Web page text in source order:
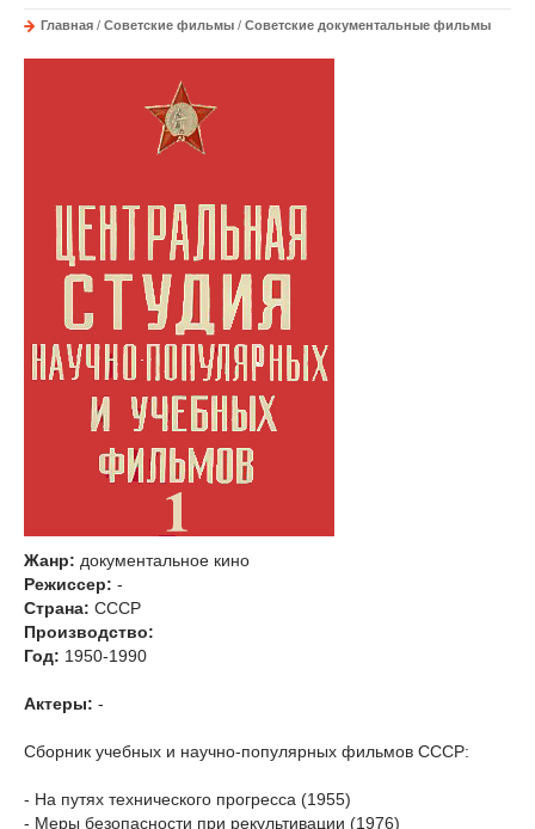
Главная / Советские фильмы / Советские документальные фильмы
Жанр: документальное кино
Режиссер: -
Страна: СССР
Производство:
Год: 1950-1990
Актеры: -
Сборник учебных и научно-популярных фильмов СССР:
- На путях технического прогресса (1955)
- Меры безопасности при рекультивации (1976)